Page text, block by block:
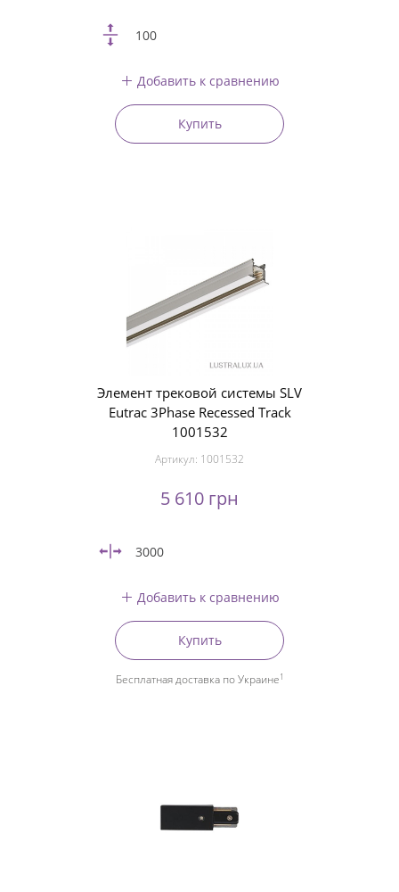
100
Добавить к сравнению
Купить
Элемент трековой системы SLV
Eutrac 3Phase Recessed Track
1001532
Артикул: 1001532
5 610 грн
3000
Добавить к сравнению
Купить
Бесплатная доставка по Украине1